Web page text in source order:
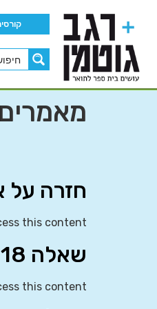
מאמרים
חזרה על
this content
שאלה 18
this content